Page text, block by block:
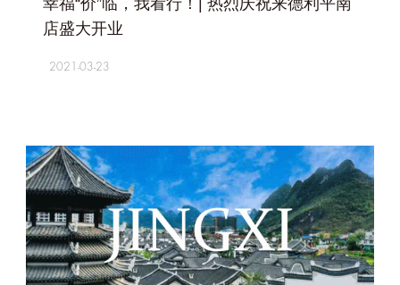
店盛大开业
2021-03-23